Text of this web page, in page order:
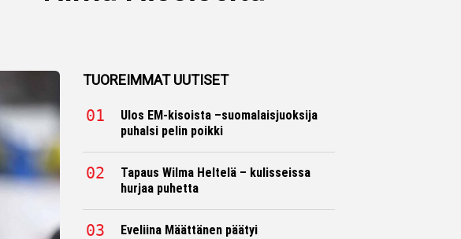
TUOREIMMAT UUTISET
Ulos EM-kisoista –suomalaisjuoksija
puhalsi pelin poikki
Tapaus Wilma Heltelä – kulisseissa
hurjaa puhetta
Eveliina Määttänen päätyi